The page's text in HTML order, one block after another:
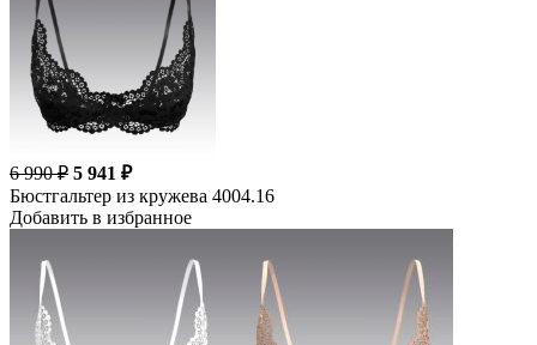
6 990 ₽ 5 941 ₽
Бюстгальтер из кружева 4004.16
Добавить в избранное